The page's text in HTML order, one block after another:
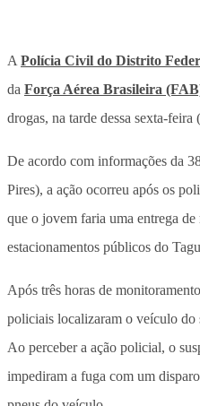
A Polícia Civil do Distrito
da Força Aérea Brasileira
drogas, na tarde dessa sexta-feira
De acordo com informações da
Pires), a ação ocorreu após os
que o jovem faria uma entrega
estacionamentos públicos do
Após três horas de
policiais localizaram o veículo do
Ao perceber a ação policial, o
impediram a fuga com um